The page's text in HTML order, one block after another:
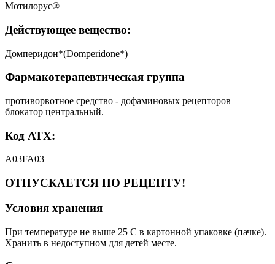
Мотилорус®
Действующее вещество:
Домперидон*(Domperidone*)
Фармакотерапевтическая группа
противорвотное средство - дофаминовых рецепторов
блокатор центральный.
Код АТХ:
A03FA03
ОТПУСКАЕТСЯ ПО РЕЦЕПТУ!
Условия хранения
При температуре не выше 25 C в картонной упаковке (пачке).
Хранить в недоступном для детей месте.